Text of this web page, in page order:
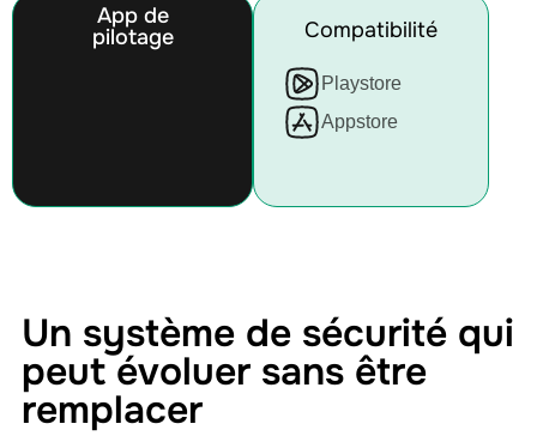
App de
pilotage
Compatibilité
Playstore
Appstore
Un système de sécurité qui
peut évoluer sans être
remplacer